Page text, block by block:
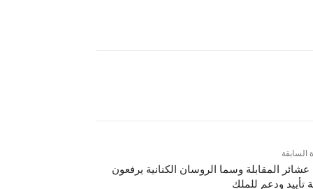
السابقة
عشائر المقابلة وسما الروسان الكنانية يرفعون
تأييد ودعم للملك